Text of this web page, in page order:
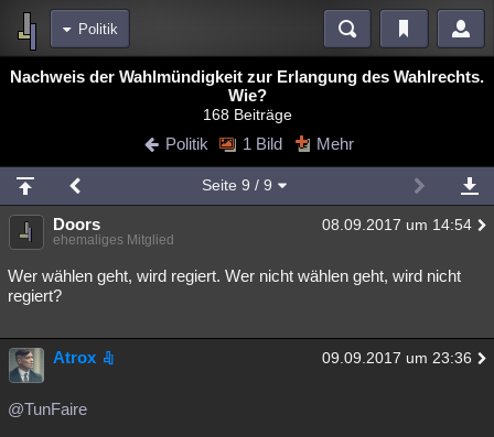
Politik
Bereiche
Blogs
Neuigkeiten
meine Rubriken
Menschen Wissenschaft Politik Mystery Kriminalfälle
Spiritualität
Natur
Philosophie Literatur
Astronomie
Nachweis der Wahlmündigkeit zur Erlangung des Wahlrechts.
Wie?
168 Beiträge
Politik 1 Bild Mehr
Seite 9 / 9
Doors 08.09.2017 um 14:54
ehemaliges Mitglied
Wer wählen geht, wird regiert. Wer nicht wählen geht, wird nicht
regiert?
Atrox 09.09.2017 um 23:36
@TunFaire